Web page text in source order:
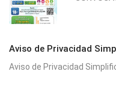
Aviso de Privacidad
Aviso de Privacidad